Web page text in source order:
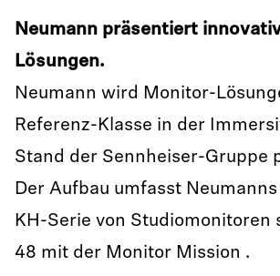
Neumann präsentiert
Lösungen.
Neumann wird Monitor-
Referenz-Klasse in der
Stand der Sennheiser-Gruppe
Der Aufbau umfasst
KH-Serie von Studiomonitoren
48 mit der Monitor Mission .